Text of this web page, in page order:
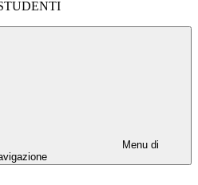
Menu di